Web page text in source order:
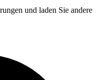
und laden Sie andere